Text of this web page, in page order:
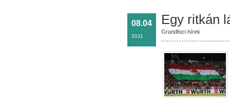
08.04
2011
Egy ritkán
Grundfoci hírek